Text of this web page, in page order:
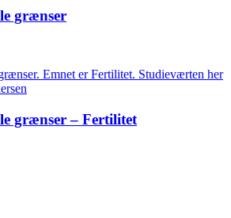
grænser
grænser – Fertilitet